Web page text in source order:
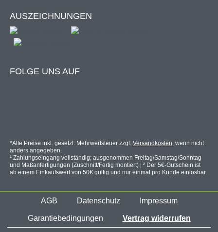
AUSZEICHNUNGEN
FOLGE UNS AUF
*Alle Preise inkl. gesetzl. Mehrwertsteuer zzgl. Versandkosten, wenn nicht
anders angegeben.
¹ Zahlungseingang vollständig; ausgenommen Freitag/Samstag/Sonntag
und Maßanfertigungen (Zuschnitt/Fertig montiert) | ² Der 5€-Gutschein ist
ab einem Einkaufswert von 50€ gültig und nur einmal pro Kunde einlösbar.
AGB Datenschutz Impressum
Garantiebedingungen Vertrag widerrufen